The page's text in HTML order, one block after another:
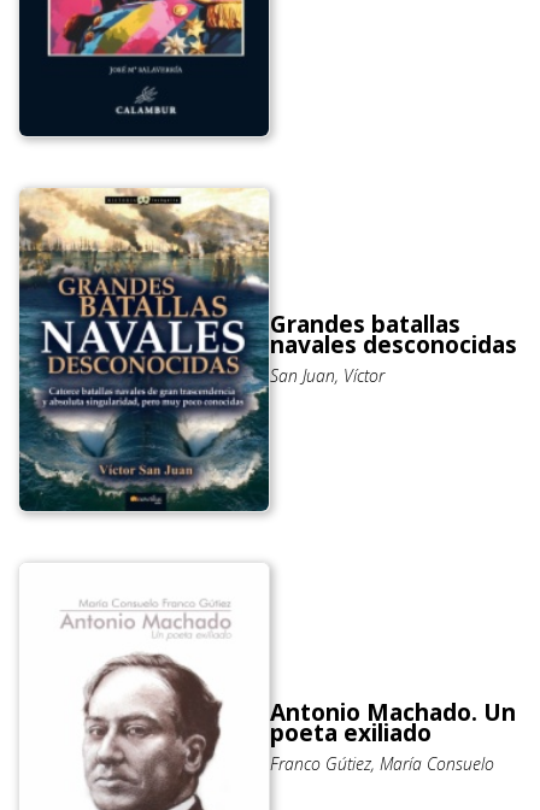
Grandes batallas
navales desconocidas
San Juan, Víctor
Antonio Machado. Un
poeta exiliado
Franco Gútiez, María Consuelo